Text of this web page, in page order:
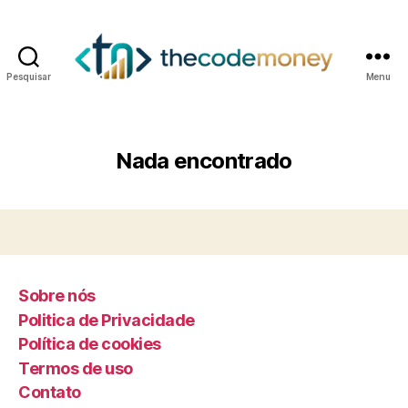
Pesquisar Menu
Nada encontrado
Sobre nós
Politica de Privacidade
Política de cookies
Termos de uso
Contato